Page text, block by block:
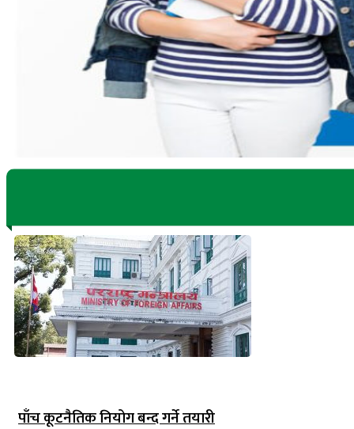
पाँच कूटनैतिक नियोग बन्द गर्ने तयारी